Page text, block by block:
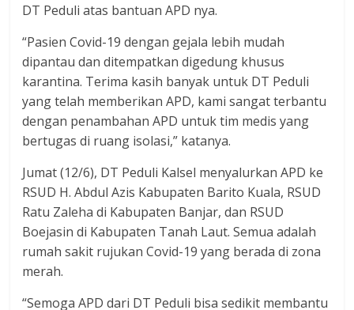
DT Peduli atas bantuan APD nya.
“Pasien Covid-19 dengan gejala lebih mudah
dipantau dan ditempatkan digedung khusus
karantina. Terima kasih banyak untuk DT Peduli
yang telah memberikan APD, kami sangat terbantu
dengan penambahan APD untuk tim medis yang
bertugas di ruang isolasi,” katanya.
Jumat (12/6), DT Peduli Kalsel menyalurkan APD ke
RSUD H. Abdul Azis Kabupaten Barito Kuala, RSUD
Ratu Zaleha di Kabupaten Banjar, dan RSUD
Boejasin di Kabupaten Tanah Laut. Semua adalah
rumah sakit rujukan Covid-19 yang berada di zona
merah.
“Semoga APD dari DT Peduli bisa sedikit membantu